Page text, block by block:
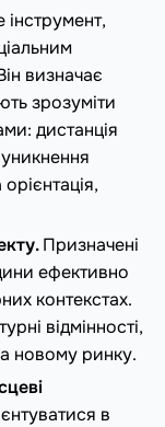
інструмент,
визначає
зрозуміти
дистанція
Призначені
ефективно
контекстах.
відмінності,
новому ринку.
в